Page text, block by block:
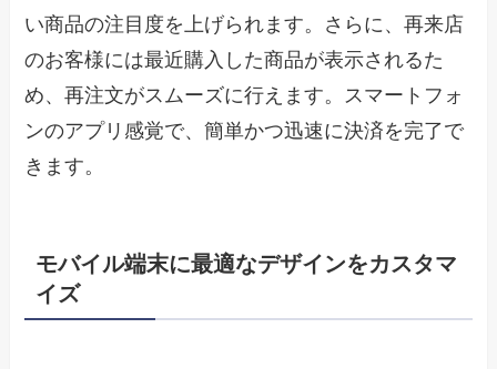
い商品の注目度を上げられます。さらに、再来店
のお客様には最近購入した商品が表示されるた
め、再注文がスムーズに行えます。スマートフォ
ンのアプリ感覚で、簡単かつ迅速に決済を完了で
きます。
モバイル端末に最適なデザインをカスタマ
イズ